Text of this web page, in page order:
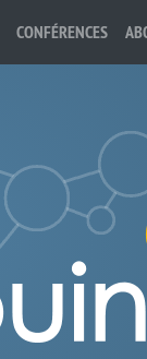
CONFÉRENCES